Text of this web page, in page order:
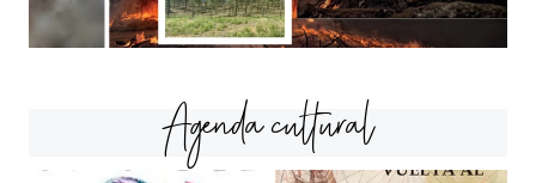
Agenda cultural